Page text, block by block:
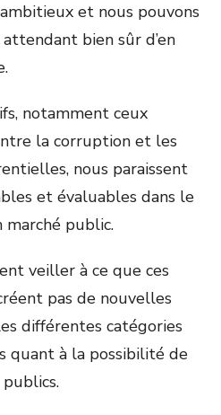
et nous pouvons
bien sûr d’en
notamment ceux
la corruption et les
nous paraissent
et évaluables dans le
marché public.
veiller à ce que ces
pas de nouvelles
différentes catégories
quant à la possibilité de